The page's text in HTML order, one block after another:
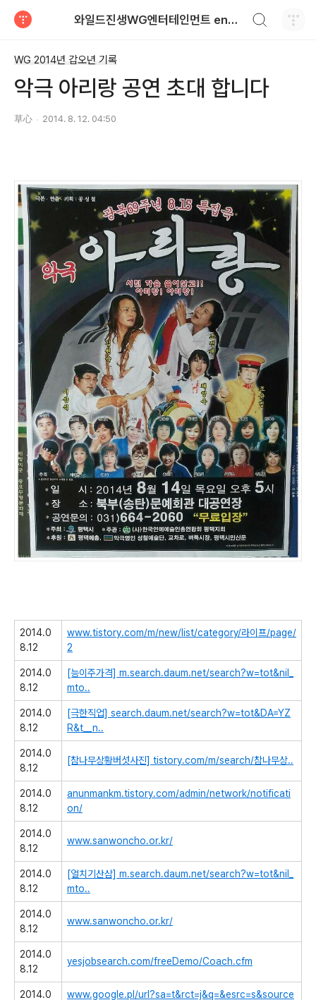
와일드진생WG엔터테인먼트 entertainment
WG 2014년 갑오년 기록
악극 아리랑 공연 초대 합니다
草心 2014. 8. 12. 04:50
2014.0
8.12
www.tistory.com/m/new/list/category/라이프/page/
2
2014.0
8.12
[능이주가격] m.search.daum.net/search?w=tot&nil_
mto..
2014.0
8.12
[극한직업] search.daum.net/search?w=tot&DA=YZ
R&t__n..
2014.0
8.12
[참나무상황버섯사진] tistory.com/m/search/참나무상..
2014.0
8.12
anunmankm.tistory.com/admin/network/notificati
on/
2014.0
8.12
www.sanwoncho.or.kr/
2014.0
8.12
[얼치기산삼] m.search.daum.net/search?w=tot&nil_
mto..
2014.0
8.12
www.sanwoncho.or.kr/
2014.0
8.12
yesjobsearch.com/freeDemo/Coach.cfm
2014.0
www.google.pl/url?sa=t&rct=j&q=&esrc=s&source